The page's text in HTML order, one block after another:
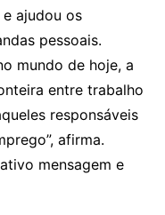
ajudou os
pessoais.
mundo de hoje, a
entre trabalho
responsáveis
afirma.
mensagem e